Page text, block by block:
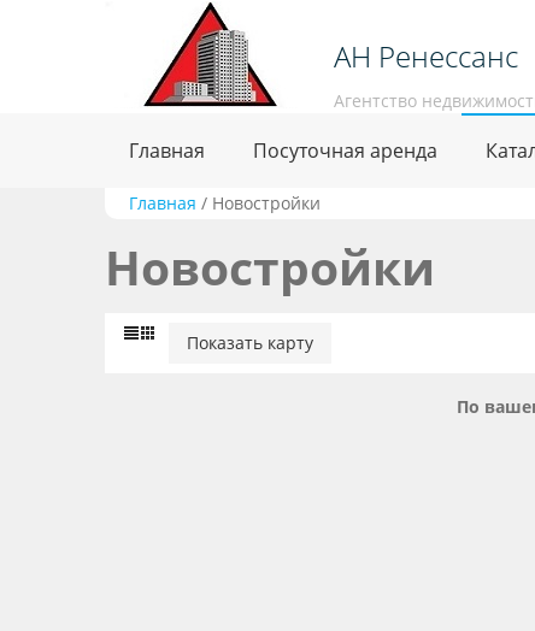
АН Ренессанс
Агентство
Главная Посуточная аренда
Главная / Новостройки
Новостройки
Показать карту
По